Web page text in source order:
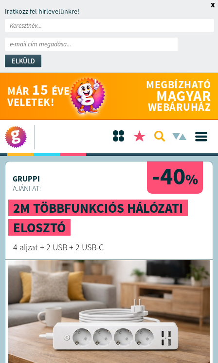
Iratkozz fel hírlevelünkre!
ELKÜLD
x
MÁR 15 ÉVE
VELETEK!
MEGBÍZHATÓ
MAGYAR
WEBÁRUHÁZ
-40%
GRUPPI
AJÁNLAT:
2M TÖBBFUNKCIÓS HÁLÓZATI
ELOSZTÓ
4 aljzat + 2 USB + 2 USB-C